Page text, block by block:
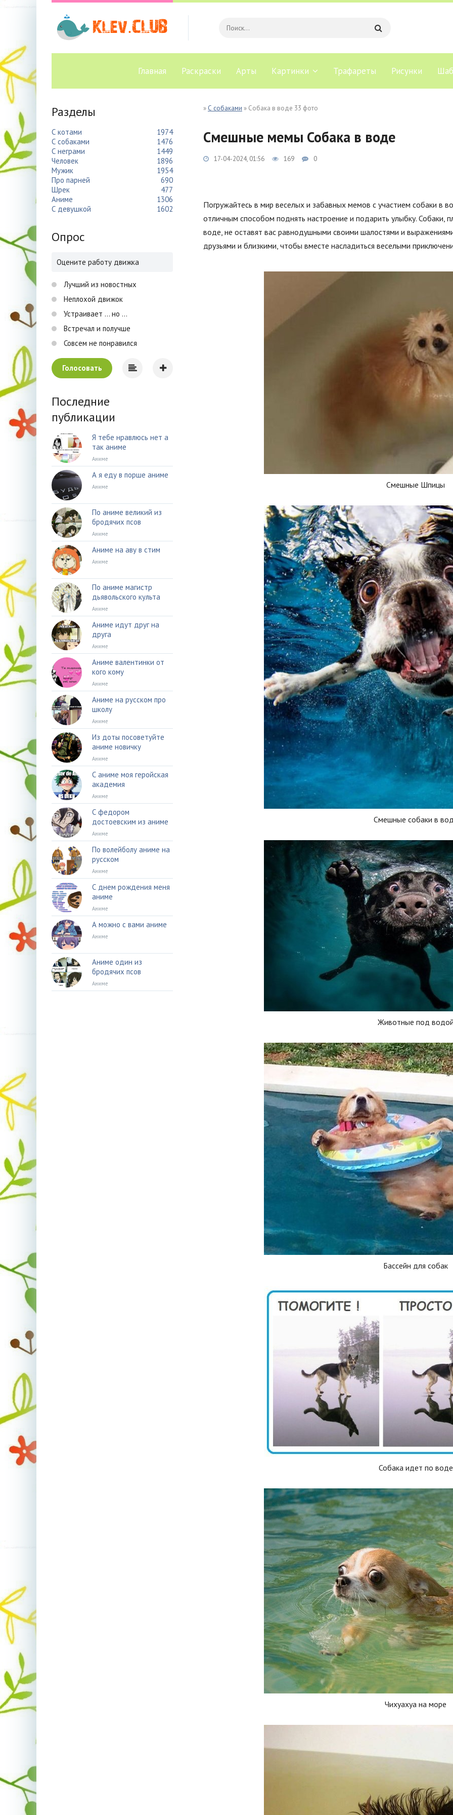
Главная Раскраски Арты Картинки Трафареты Рисунки
» С собаками » Собака в воде 33 фото
Смешные мемы Собака в воде
17-04-2024, 01:56 169 0
Погружайтесь в мир веселых и забавных мемов с участием собаки в
отличным способом поднять настроение и подарить улыбку.
воде, не оставят вас равнодушными своими шалостями и
друзьями и близкими, чтобы вместе насладиться веселыми
Смешные Шпицы
Смешные собаки в
Животные под
Бассейн для собак
Собака идет по воде
Чихуахуа на море
Разделы
С котами
1974
С собаками
1476
С неграми
1449
Человек
1896
Мужик
1954
Про парней
690
Шрек
477
Аниме
1306
С девушкой
1602
Опрос
Оцените работу движка
Лучший из новостных
Неплохой движок
Устраивает ... но ...
Встречал и получше
Совсем не понравился
Голосовать
Последние
публикации
Я тебе нравлюсь нет а
так аниме
Аниме
А я еду в порше аниме
Аниме
По аниме великий из
бродячих псов
Аниме
Аниме на аву в стим
Аниме
По аниме магистр
дьявольского культа
Аниме
Аниме идут друг на
друга
Аниме
Аниме валентинки от
кого кому
Аниме
Аниме на русском про
школу
Аниме
Из доты посоветуйте
аниме новичку
Аниме
С аниме моя геройская
академия
Аниме
С федором
достоевским из аниме
Аниме
По волейболу аниме на
русском
Аниме
С днем рождения меня
аниме
Аниме
А можно с вами аниме
Аниме
Аниме один из
бродячих псов
Аниме